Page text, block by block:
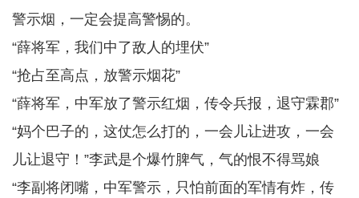
警示烟，一定会提高警惕的。
“薛将军，我们中了敌人的埋伏”
“抢占至高点，放警示烟花”
“薛将军，中军放了警示红烟，传令兵报，退守霖郡”
“妈个巴子的，这仗怎么打的，一会儿让进攻，一会
儿让退守！”李武是个爆竹脾气，气的恨不得骂娘
“李副将闭嘴，中军警示，只怕前面的军情有炸，传